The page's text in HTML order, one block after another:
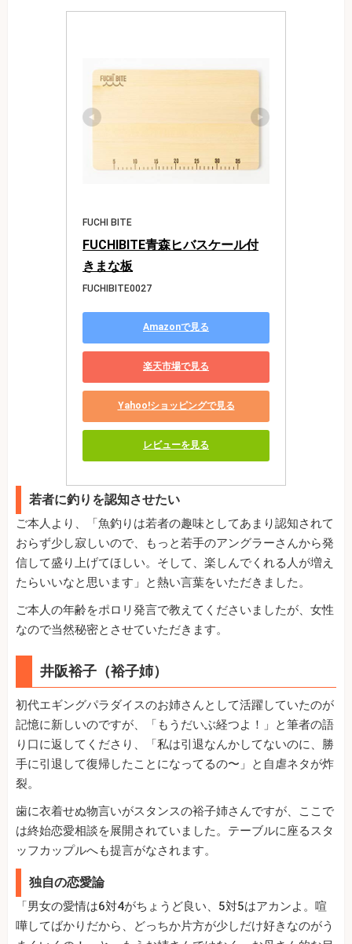
FUCHI BITE
FUCHIBITE青森ヒバスケール付
きまな板
FUCHIBITE0027
Amazonで見る
楽天市場で見る
Yahoo!ショッピングで見る
レビューを見る
若者に釣りを認知させたい
ご本人より、「魚釣りは若者の趣味としてあまり認知されて
おらず少し寂しいので、もっと若手のアングラーさんから発
信して盛り上げてほしい。そして、楽しんでくれる人が増え
たらいいなと思います」と熱い言葉をいただきました。
ご本人の年齢をポロリ発言で教えてくださいましたが、女性
なので当然秘密とさせていただきます。
井阪裕子（裕子姉）
初代エギングパラダイスのお姉さんとして活躍していたのが
記憶に新しいのですが、「もうだいぶ経つよ！」と筆者の語
り口に返してくださり、「私は引退なんかしてないのに、勝
手に引退して復帰したことになってるの〜」と自虐ネタが炸
裂。
歯に衣着せぬ物言いがスタンスの裕子姉さんですが、ここで
は終始恋愛相談を展開されていました。テーブルに座るスタ
ッフカップルへも提言がなされます。
独自の恋愛論
「男女の愛情は6対4がちょうど良い、5対5はアカンよ。喧
嘩してばかりだから、どっちか片方が少しだけ好きなのがう